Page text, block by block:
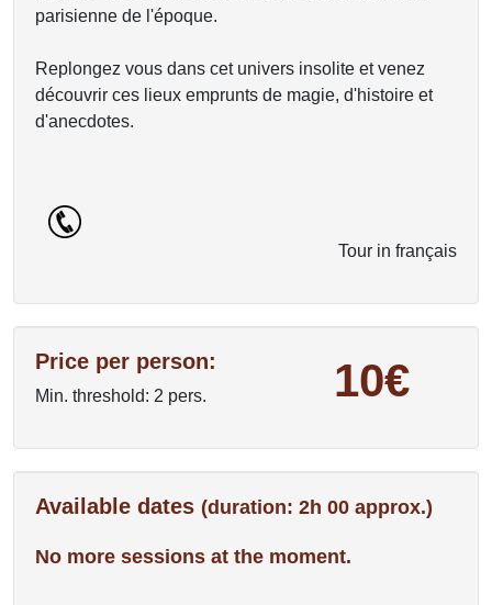
parisienne de l'époque.
Replongez vous dans cet univers insolite et venez
découvrir ces lieux emprunts de magie, d'histoire et
d'anecdotes.
Tour in français
Price per person:
Min. threshold: 2 pers. 10€
Available dates (duration: 2h 00 approx.)
No more sessions at the moment.